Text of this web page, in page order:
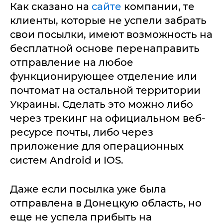
Как сказано на сайте компании, те
клиенты, которые не успели забрать
свои посылки, имеют возможность на
бесплатной основе перенаправить
отправление на любое
функционирующее отделение или
почтомат на остальной территории
Украины. Сделать это можно либо
через трекинг на официальном веб-
ресурсе почты, либо через
приложение для операционных
систем Android и IOS.
Даже если посылка уже была
отправлена в Донецкую область, но
еще не успела прибыть на